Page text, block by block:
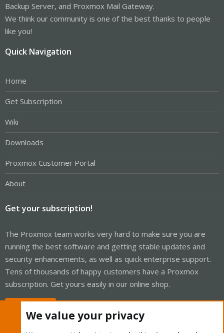
Backup Server, and Proxmox Mail Gateway.
We think our community is one of the best thanks to people
like you!
Quick Navigation
Home
Get Subscription
Wiki
Downloads
Proxmox Customer Portal
About
Get your subscription!
The Proxmox team works very hard to make sure you are
running the best software and getting stable updates and
security enhancements, as well as quick enterprise support.
Tens of thousands of happy customers have a Proxmox
subscription. Get yours easily in our online shop.
We value your privacy